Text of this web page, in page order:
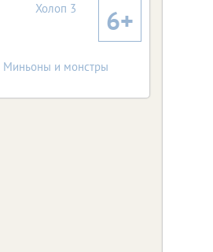
Холоп 3 6+
Миньоны и монстры